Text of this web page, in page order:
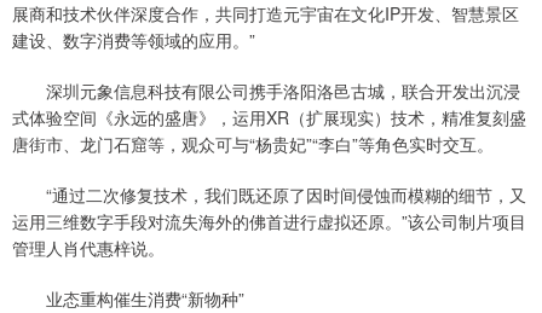
展商和技术伙伴深度合作，共同打造元宇宙在文化IP开发、智慧景区
建设、数字消费等领域的应用。”
深圳元象信息科技有限公司携手洛阳洛邑古城，联合开发出沉浸
式体验空间《永远的盛唐》，运用XR（扩展现实）技术，精准复刻盛
唐街市、龙门石窟等，观众可与“杨贵妃”“李白”等角色实时交互。
“通过二次修复技术，我们既还原了因时间侵蚀而模糊的细节，又
运用三维数字手段对流失海外的佛首进行虚拟还原。”该公司制片项目
管理人肖代惠梓说。
业态重构催生消费“新物种”